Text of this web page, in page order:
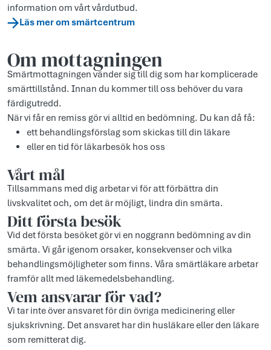
information om vårt vårdutbud.
Läs mer om smärtcentrum
Om mottagningen
Smärtmottagningen vänder sig till dig som har komplicerade
smärttillstånd. Innan du kommer till oss behöver du vara
färdigutredd.
När vi får en remiss gör vi alltid en bedömning. Du kan då få:
ett behandlingsförslag som skickas till din läkare
eller en tid för läkarbesök hos oss
Vårt mål
Tillsammans med dig arbetar vi för att förbättra din
livskvalitet och, om det är möjligt, lindra din smärta.
Ditt första besök
Vid det första besöket gör vi en noggrann bedömning av din
smärta. Vi går igenom orsaker, konsekvenser och vilka
behandlingsmöjligheter som finns. Våra smärtläkare arbetar
framför allt med läkemedelsbehandling.
Vem ansvarar för vad?
Vi tar inte över ansvaret för din övriga medicinering eller
sjukskrivning. Det ansvaret har din husläkare eller den läkare
som remitterat dig.